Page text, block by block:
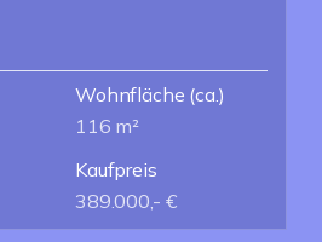
Wohnfläche (ca.)
116 m²
Kaufpreis
389.000,- €